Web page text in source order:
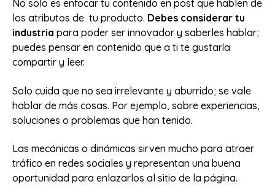
No solo es enfocar tu contenido en post que hablen de
los atributos de tu producto. Debes considerar tu
industria para poder ser innovador y saberles hablar;
puedes pensar en contenido que a ti te gustaría
compartir y leer.
Solo cuida que no sea irrelevante y aburrido; se vale
hablar de más cosas. Por ejemplo, sobre experiencias,
soluciones o problemas que han tenido.
Las mecánicas o dinámicas sirven mucho para atraer
tráfico en redes sociales y representan una buena
oportunidad para enlazarlos al sitio de la página.